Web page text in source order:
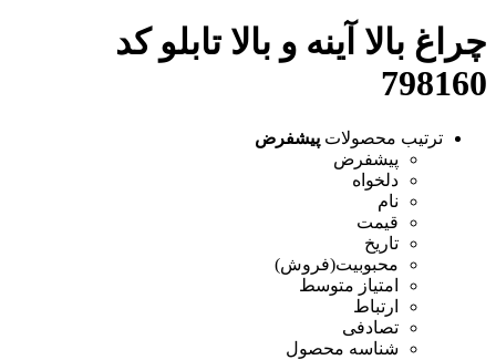
چراغ بالا آینه و بالا تابلو کد
798160
ترتیب محصولات پیشفرض
پیشفرض
دلخواه
نام
قیمت
تاریخ
محبوبیت(فروش)
امتیاز متوسط
ارتباط
تصادفی
شناسه محصول